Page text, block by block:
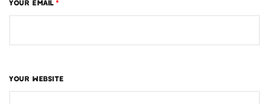
YOUR EMAIL *
YOUR WEBSITE